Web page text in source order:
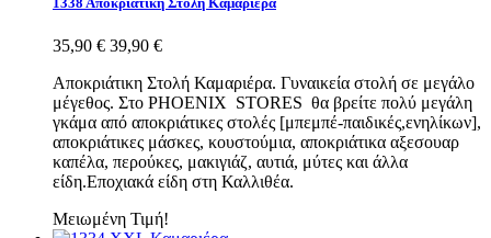
35,90 € 39,90 €
Αποκριάτικη Στολή Καμαριέρα. Γυναικεία στολή σε μεγάλο
μέγεθος. Στο PHOENIX STORES θα βρείτε πολύ μεγάλη
γκάμα από αποκριάτικες στολές [μπεμπέ-παιδικές,ενηλίκων],
αποκριάτικες μάσκες, κουστούμια, αποκριάτικα αξεσουαρ
καπέλα, περούκες, μακιγιάζ, αυτιά, μύτες και άλλα
είδη.Εποχιακά είδη στη Καλλιθέα.
Μειωμένη Τιμή!